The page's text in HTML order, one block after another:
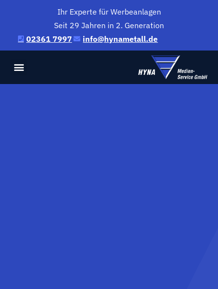
Ihr Experte für Werbeanlagen
Seit 29 Jahren in 2. Generation
02361 7997
ed.llatemanyh
@ofni